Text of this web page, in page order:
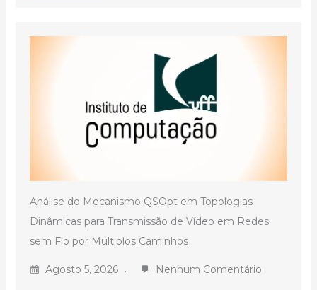
Análise do Mecanismo QSOpt em Topologias
Dinâmicas para Transmissão de Vídeo em Redes
sem Fio por Múltiplos Caminhos
Agosto 5, 2026 Nenhum Comentário